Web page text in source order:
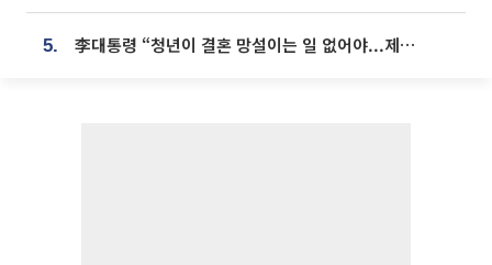
5. 李대통령 “청년이 결혼 망설이는 일 없어야...제도상 불이익 조사”